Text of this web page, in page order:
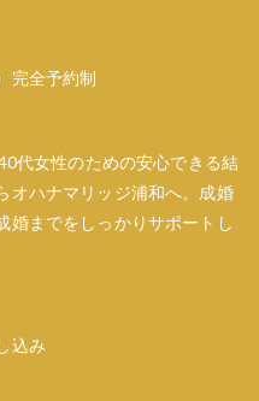
完全予約制
代女性のための安心できる結
オハナマリッジ浦和へ。成婚
婚までをしっかりサポートし
込み